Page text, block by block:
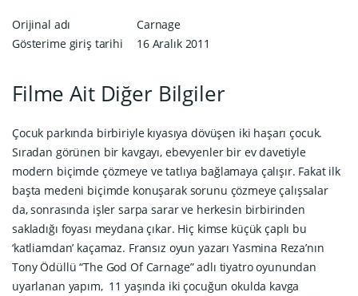
Orijinal adı
Carnage
Gösterime giriş tarihi
16 Aralık 2011
Filme Ait Diğer Bilgiler
Çocuk parkında birbiriyle kıyasıya dövüşen iki haşarı çocuk.
Sıradan görünen bir kavgayı, ebevyenler bir ev davetiyle
modern biçimde çözmeye ve tatlıya bağlamaya çalışır. Fakat ilk
başta medeni biçimde konuşarak sorunu çözmeye çalışsalar
da, sonrasında işler sarpa sarar ve herkesin birbirinden
sakladığı foyası meydana çıkar. Hiç kimse küçük çaplı bu
‘katliamdan’ kaçamaz. Fransız oyun yazarı Yasmina Reza’nın
Tony Ödüllü “The God Of Carnage” adlı tiyatro oyunundan
uyarlanan yapım, 11 yaşında iki çocuğun okulda kavga